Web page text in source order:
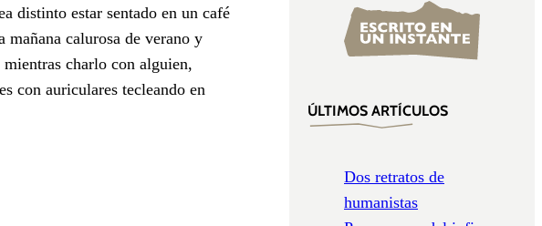
distinto estar sentado en un café
calurosa de verano y
charlo con alguien,
con auriculares tecleando en
ÚLTIMOS ARTÍCULOS
Dos retratos de
humanistas